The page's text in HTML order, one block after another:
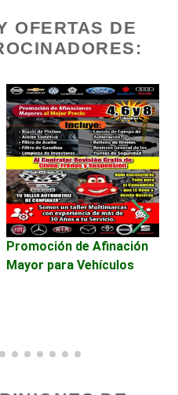
OFERTAS DE
Promoción de Afinación
Mayor para Vehículos